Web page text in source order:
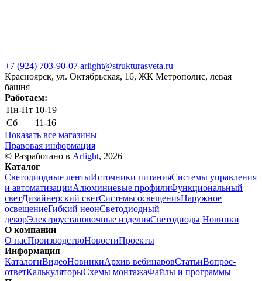
+7 (924) 703-90-07 arlight@strukturasveta.ru
Красноярск, ул. Октябрьская, 16, ЖК Метрополис, левая
башня
Работаем:
Пн-Пт 10-19
Сб
11-16
Показать все магазины
Правовая информация
© Разработано в Arlight, 2026
Каталог
Светодиодные лентыИсточники питанияСистемы управления
и автоматизацииАлюминиевые профилиФункциональный
светДизайнерский светСистемы освещенияНаружное
освещениеГибкий неонСветодиодный
декорЭлектроустановочные изделияСветодиоды Новинки
О компании
О насПроизводствоНовостиПроекты
Информация
КаталогиВидеоНовинкиАрхив вебинаровСтатьиВопрос-
ответКалькуляторыСхемы монтажаФайлы и программы